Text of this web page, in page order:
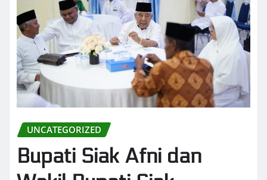
UNCATEGORIZED
Bupati Siak Afni dan